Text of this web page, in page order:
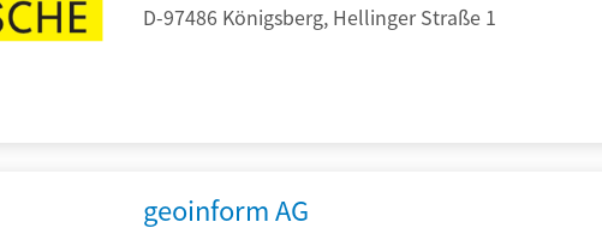
D-97486 Königsberg, Hellinger Straße 1
geoinform AG